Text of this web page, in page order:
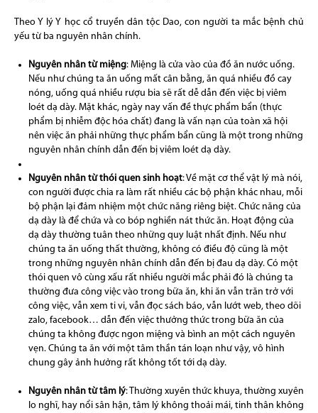
Theo Y lý Y học cổ truyền dân tộc Dao, con người ta mắc bệnh chủ
yếu từ ba nguyên nhân chính.
Nguyên nhân từ miệng: Miệng là cửa vào của đồ ăn nước uống.
Nếu như chúng ta ăn uống mất cân bằng, ăn quá nhiều đồ cay
nóng, uống quá nhiều rượu bia sẽ rất dễ dẫn đến việc bị viêm
loét dạ dày. Mặt khác, ngày nay vấn đề thực phẩm bẩn (thực
phẩm bị nhiễm độc hóa chất) đang là vấn nạn của toàn xã hội
nên việc ăn phải những thực phẩm bẩn cũng là một trong những
nguyên nhân chính dẫn đến bị viêm loét dạ dày.
Nguyên nhân từ thói quen sinh hoạt: Về mặt cơ thể vật lý mà nói,
con người được chia ra làm rất nhiều các bộ phận khác nhau, mỗi
bộ phận lại đảm nhiệm một chức năng riêng biệt. Chức năng của
dạ dày là để chứa và co bóp nghiền nát thức ăn. Hoạt động của
dạ dày thường tuân theo những quy luật nhất định. Nếu như
chúng ta ăn uống thất thường, không có điều độ cũng là một
trong những nguyên nhân chính dẫn đến bị đau dạ dày. Có một
thói quen vô cùng xấu rất nhiều người mắc phải đó là chúng ta
thường đưa công việc vào trong bữa ăn, khi ăn vẫn trăn trở với
công việc, vẫn xem ti vi, vẫn đọc sách báo, vẫn lướt web, theo dõi
zalo, facebook… dẫn đến việc thưởng thức trong bữa ăn của
chúng ta không được ngon miệng và bình an một cách nguyên
vẹn. Chúng ta ăn với một tâm thần tán loạn như vậy, vô hình
chung gây ảnh hưởng rất không tốt tới dạ dày.
Nguyên nhân từ tâm lý: Thường xuyên thức khuya, thường xuyên
lo nghĩ, hay nổi sân hận, tâm lý không thoải mái, tinh thân không